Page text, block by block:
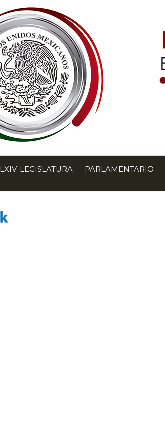
LXIV LEGISLATURA PARLAMENTARIO